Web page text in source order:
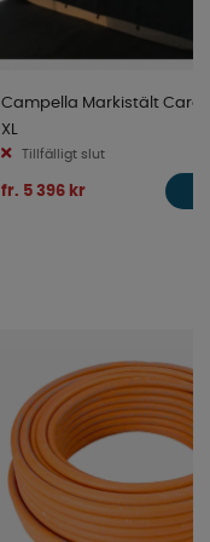
Campella Markistält
XL
Tillfälligt slut
fr. 5 396 kr